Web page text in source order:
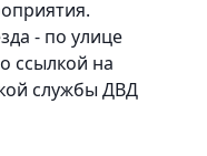
- по улице
ссылкой на
службы ДВД